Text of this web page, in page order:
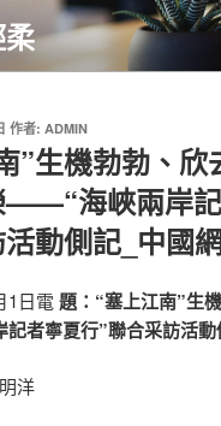
作者: ADMIN
”生機勃勃、欣
——“海峽兩岸
動側記_中國
1日電題：“塞上江南”生
者寧夏行”聯合采訪活動
洋